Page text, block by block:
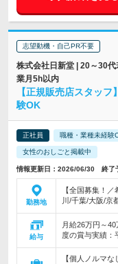
志望動機・自己PR不要
株式会社日新堂 | 20～30
業月5h以内
【正規販売店スタッ
験OK
正社員 職種・業種未経験
女性のおしごと掲載中
情報更新日：2026/06/30 終了
勤務地
【全国募集！
川/千葉/大阪/京
給与
月給26万円～
度の賞与実績：
【個人ノルマ